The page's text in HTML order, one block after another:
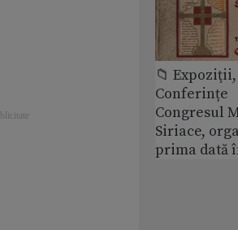
📁
Conferințe
Congresul
Siriace,
prima dată